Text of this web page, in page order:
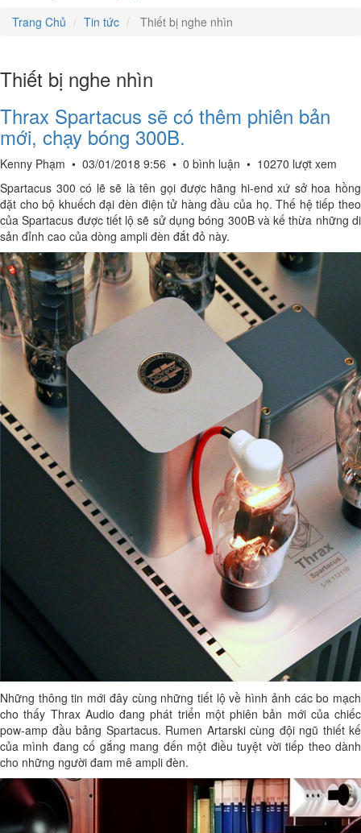
Trang Chủ
Tin tức Thiết bị nghe nhìn
Thiết bị nghe nhìn
Thrax Spartacus sẽ có thêm phiên bản
mới, chạy bóng 300B.
Kenny Phạm • 03/01/2018 9:56 • 0 bình luận • 10270 lượt xem
Spartacus 300 có lẽ sẽ là tên gọi được hãng hi-end xứ sở hoa hồng
đặt cho bộ khuếch đại đèn điện tử hàng đầu của họ. Thế hệ tiếp theo
của Spartacus được tiết lộ sẽ sử dụng bóng 300B và kế thừa những di
sản đỉnh cao của dòng ampli đèn đắt đỏ này.
Những thông tin mới đây cùng những tiết lộ về hình ảnh các bo mạch
cho thấy Thrax Audio đang phát triển một phiên bản mới của chiếc
pow-amp đầu bảng Spartacus. Rumen Artarski cùng đội ngũ thiết kế
của mình đang cố gắng mang đến một điều tuyệt vời tiếp theo dành
cho những người đam mê ampli đèn.